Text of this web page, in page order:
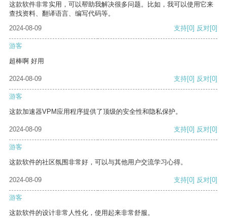
这款软件非常实用，可以帮助我解决很多问题。比如，我可以使用它来
查找资料、翻译语言、编写代码等。
2024-08-09
支持[0] 反对[0]
游客
超棒啊 好用
2024-08-09 支持[0] 反对[0]
游客
这款加速器VPM应用程序提供了顶级的安全性和隐私保护。
2024-08-09 支持[0] 反对[0]
游客
这款软件的社区氛围非常好，可以与其他用户交流学习心得。
2024-08-09 支持[0] 反对[0]
游客
这款软件的设计非常人性化，使用起来非常舒服。